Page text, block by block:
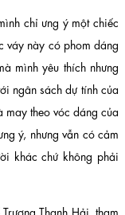
chỉ ưng ý một chiếc
váy này có phom dáng
mình yêu thích nhưng
ngân sách dự tính của
theo vóc dáng của
ý, nhưng vẫn có cảm
khác chứ không phải
Thanh Hải, tham